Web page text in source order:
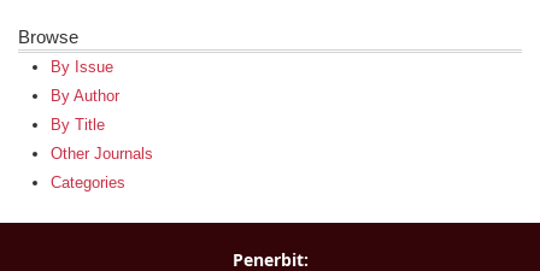
Browse
By Issue
By Author
By Title
Other Journals
Categories